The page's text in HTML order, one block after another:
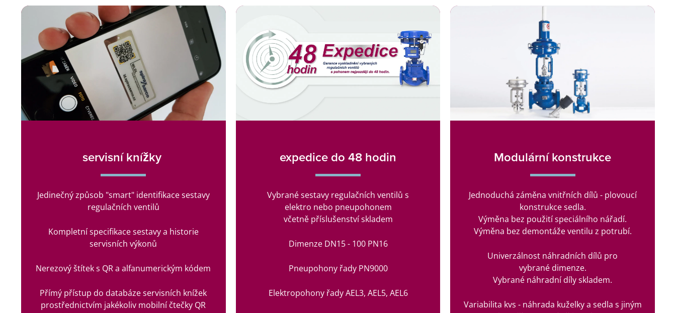
servisní knížky
Jedinečný způsob "smart" identifikace sestavy
regulačních ventilů
Kompletní specifikace sestavy a historie
servisních výkonů
Nerezový štítek s QR a alfanumerickým kódem
Přímý přístup do databáze servisních knížek
prostřednictvím jakékoliv mobilní čtečky QR
expedice do 48 hodin
Vybrané sestavy regulačních ventilů s
elektro nebo pneupohonem
včetně příslušenství skladem
Dimenze DN15 - 100 PN16
Pneupohony řady PN9000
Elektropohony řady AEL3, AEL5, AEL6
Modulární konstrukce
Jednoduchá záměna vnitřních dílů - plovoucí
konstrukce sedla.
Výměna bez použití speciálního nářadí.
Výměna bez demontáže ventilu z potrubí.
Univerzálnost náhradních dílů pro
vybrané dimenze.
Vybrané náhradní díly skladem.
Variabilita kvs - náhrada kuželky a sedla s jiným